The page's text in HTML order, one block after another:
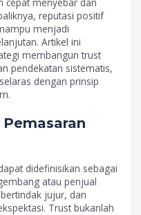
reputasi positif
menjadi
Artikel ini
membangun trust
pendekatan sistematis,
dengan prinsip
didefinisikan sebagai
atau penjual
jujur, dan
Trust bukanlah